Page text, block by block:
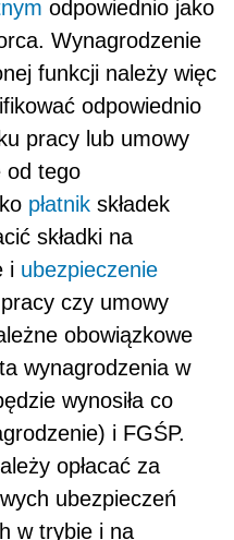
odpowiednio jako
Wynagrodzenie
funkcji należy więc
odpowiednio
pracy lub umowy
od tego
płatnik składek
składki na
i ubezpieczenie
czy umowy
obowiązkowe
wynagrodzenia w
wynosiła co
i FGŚP.
opłacać za
ubezpieczeń
w trybie i na